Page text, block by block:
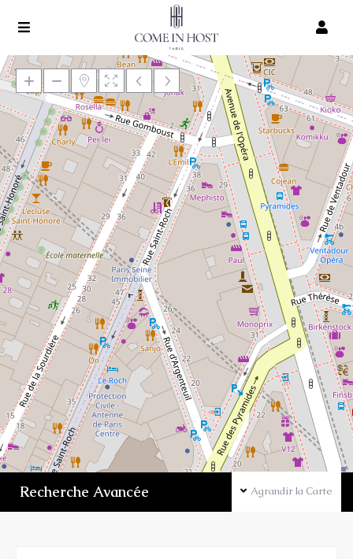
Chargement de la carte
Agrandir la Carte
Recherche Avancée